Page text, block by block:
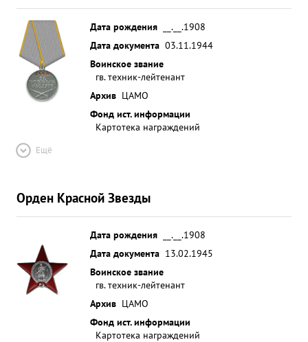
Дата рождения
__.__.1908
Дата документа 03.11.1944
Воинское звание
гв. техник-лейтенант
Архив ЦАМО
Фонд ист. информации
Картотека награждений
Ещё
Орден Красной Звезды
Дата рождения
__.__.1908
Дата документа 13.02.1945
Воинское звание
гв. техник-лейтенант
Архив ЦАМО
Фонд ист. информации
Картотека награждений